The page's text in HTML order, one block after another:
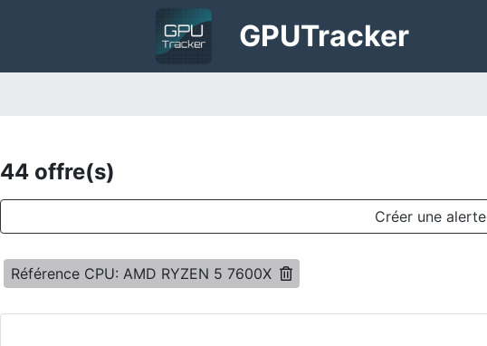
GPUTracker
44 offre(s)
Créer une alerte
Référence CPU: AMD RYZEN 5 7600X